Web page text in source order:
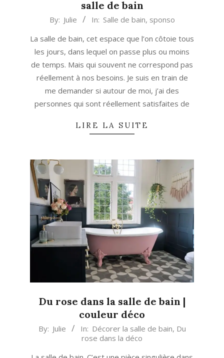
salle de bain
2017-
16
By: Julie In: Salle de bain, sponso
La salle de bain, cet espace que l’on côtoie tous
les jours, dans lequel on passe plus ou moins
de temps. Mais qui souvent ne correspond pas
réellement à nos besoins. Je suis en train de
me demander si autour de moi, j’ai des
personnes qui sont réellement satisfaites de
LIRE LA SUITE
Du rose dans la salle de bain |
couleur déco
2017-
02
By: Julie In: Décorer la salle de bain, Du
rose dans la déco